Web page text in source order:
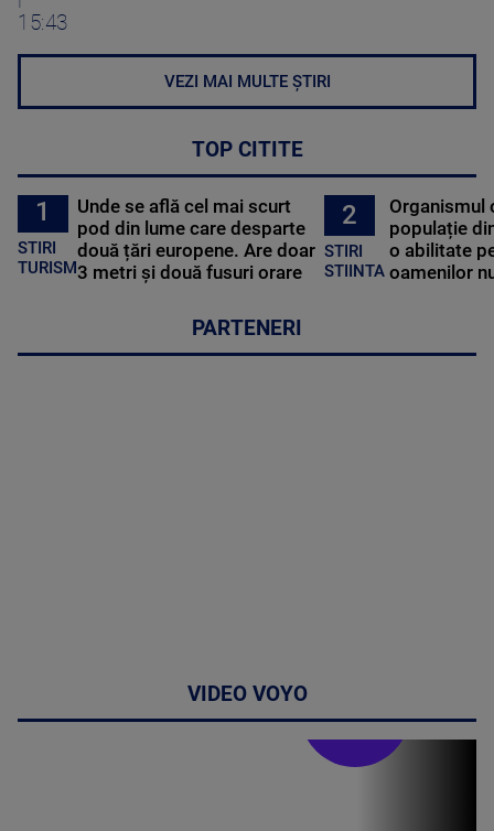
15:43
VEZI MAI MULTE ȘTIRI
TOP CITITE
1
STIRI
TURISM
Unde se află cel mai scurt
pod din lume care desparte
două țări europene. Are doar
3 metri și două fusuri orare
2
STIRI
STIINTA
Organismul
populație
o abilitate
oamenilor
PARTENERI
VIDEO VOYO